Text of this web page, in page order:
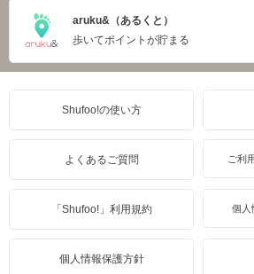
aruku&（あるくと）
歩いてポイントが貯まる
Shufoo!の使い方
よくあるご質問 ご利
「Shufoo!」利用規約 個人
個人情報保護方針